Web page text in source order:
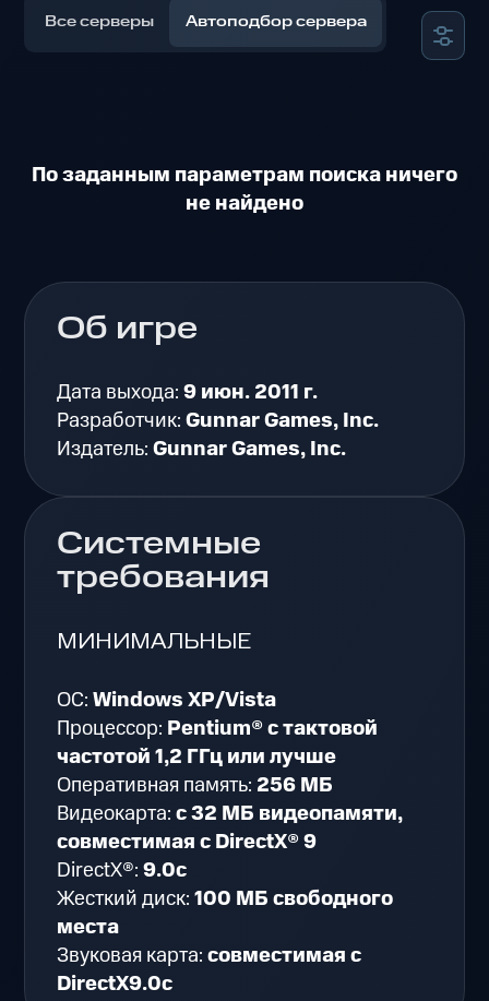
Все серверы Автоподбор сервера
По заданным параметрам поиска ничего
не найдено
Об игре
Дата выхода:9 июн. 2011 г.
Разработчик:Gunnar Games, Inc.
Издатель:Gunnar Games, Inc.
Системные
требования
МИНИМАЛЬНЫЕ
ОС:Windows XP/Vista
Процессор: Pentium® с тактовой
частотой 1,2 ГГц или лучше
Оперативная память: 256 МБ
Видеокарта:с 32 МБ видеопамяти,
совместимая с DirectX® 9
DirectX®:9.0c
Жесткий диск:100 МБ свободного
места
Звуковая карта:совместимая с
DirectX9.0c